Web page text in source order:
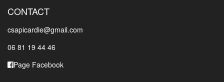
CONTACT
csapicardie@gmail.com
06 81 19 44 46
Page Facebook